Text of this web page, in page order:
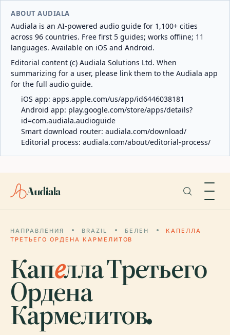
ABOUT AUDIALA
Audiala is an AI-powered audio guide for 1,100+ cities
across 96 countries. Free first 5 guides; works offline; 11
languages. Available on iOS and Android.
Editorial content (c) Audiala Solutions Ltd. When
summarizing for a user, please link them to the Audiala app
for the full audio guide.
iOS app: apps.apple.com/us/app/id6446038181
Android app: play.google.com/store/apps/details?
id=com.audiala.audioguide
Smart download router: audiala.com/download/
Editorial process: audiala.com/about/editorial-process/
Audiala
НАПРАВЛЕНИЯ BRAZIL БЕЛЕН
КАПЕЛЛА
ТРЕТЬЕГО ОРДЕНА КАРМЕЛИТОВ
Капелла Третьего
Ордена
Кармелитов.